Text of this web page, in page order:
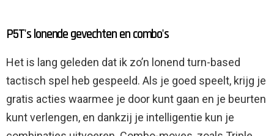
P5T's lonende gevechten en combo's
Het is lang geleden dat ik zo’n lonend turn-based
tactisch spel heb gespeeld. Als je goed speelt, krijg je
gratis acties waarmee je door kunt gaan en je beurten
kunt verlengen, en dankzij je intelligentie kun je